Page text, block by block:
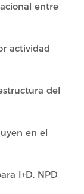
entre
actividad
del
en el
I+D, NPD